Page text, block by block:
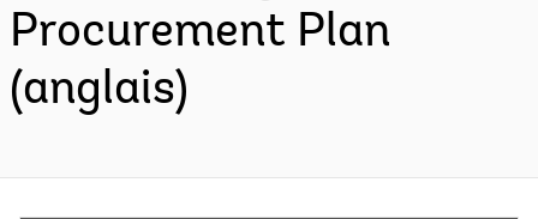
Procurement Plan
(anglais)